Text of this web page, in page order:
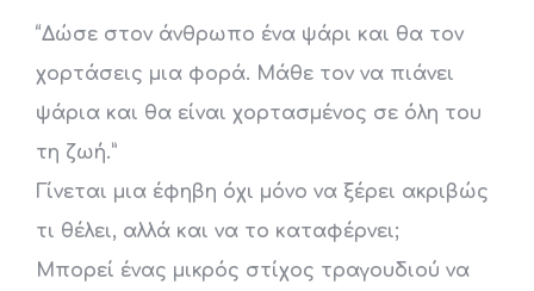
“Δώσε στον άνθρωπο ένα ψάρι και θα τον
χορτάσεις μια φορά. Μάθε τον να πιάνει
ψάρια και θα είναι χορτασμένος σε όλη του
τη ζωή.”
Γίνεται μια έφηβη όχι μόνο να ξέρει ακριβώς
τι θέλει, αλλά και να το καταφέρνει;
Μπορεί ένας μικρός στίχος τραγουδιού να